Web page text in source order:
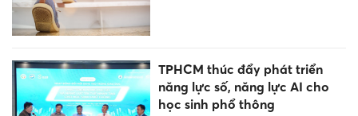
TPHCM thúc đẩy phát triển
năng lực số, năng lực AI cho
học sinh phổ thông